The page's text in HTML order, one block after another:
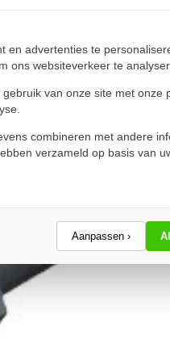
en advertenties te
ons websiteverkeer te
van onze site met onze
combineren met andere
verzameld op basis van
Aanpassen ›